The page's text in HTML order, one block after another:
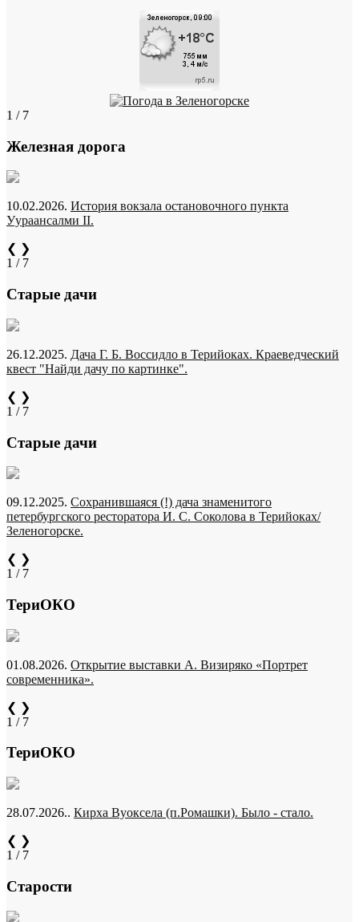
1 / 7
Железная дорога
10.02.2026. История вокзала остановочного пункта
Уураансалми II.
❮ ❯
1 / 7
Старые дачи
26.12.2025. Дача Г. Б. Воссидло в Терийоках. Краеведческий
квест "Найди дачу по картинке".
❮ ❯
1 / 7
Старые дачи
09.12.2025. Сохранившаяся (!) дача знаменитого
петербургского ресторатора И. С. Соколова в Терийоках/
Зеленогорске.
❮ ❯
1 / 7
ТериОКО
01.08.2026. Открытие выставки А. Визиряко «Портрет
современника».
❮ ❯
1 / 7
ТериОКО
28.07.2026.. Кирха Вуоксела (п.Ромашки). Было - стало.
❮ ❯
1 / 7
Старости